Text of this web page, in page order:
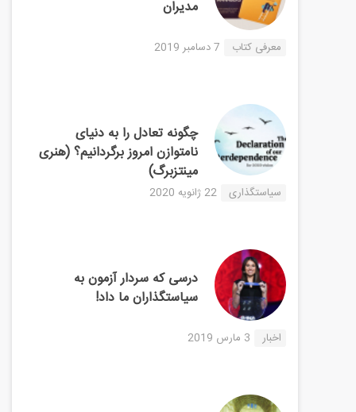
مدیران
معرفی کتاب 7 دسامبر 2019
چگونه تعادل را به دنیای
نامتوازن امروز برگردانیم؟ (هنری
مینتزبرگ)
سیاستگذاری 22 ژانویه 2020
درسی که سردار آزمون به
سیاستگذاران ما داد!
اخبار 3 مارس 2019